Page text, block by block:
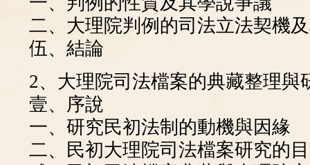
二、大理院判例的司法立法契機
伍、結論
2、大理院司法檔案的典藏整理與
壹、序說
一、研究民初法制的動機與因緣
二、民初大理院司法檔案研究的